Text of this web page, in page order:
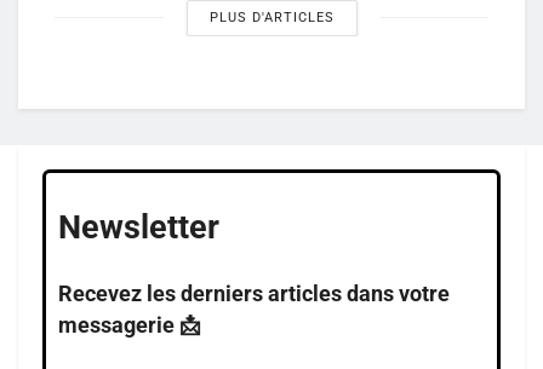
PLUS D'ARTICLES
Newsletter
Recevez les derniers articles dans votre
messagerie 📩